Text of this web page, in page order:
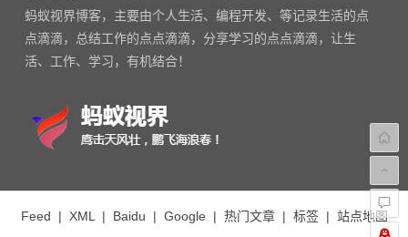
蚂蚁视界博客，主要由个人生活、编程开发、等记录生活的点
点滴滴，总结工作的点点滴滴，分享学习的点点滴滴，让生
活、工作、学习，有机结合！
Feed | XML| Baidu | Google | 热门文章| 标签| 站点地图